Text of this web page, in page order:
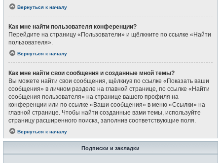
Вернуться к началу
Как мне найти пользователя конференции?
Перейдите на страницу «Пользователи» и щёлкните по ссылке «Найти
пользователя».
Вернуться к началу
Как мне найти свои сообщения и созданные мной темы?
Вы можете найти свои сообщения, щёлкнув по ссылке «Показать ваши
сообщения» в личном разделе на главной странице, по ссылке «Найти
сообщения пользователя» на странице вашего профиля на
конференции или по ссылке «Ваши сообщения» в меню «Ссылки» на
главной странице. Чтобы найти созданные вами темы, используйте
страницу расширенного поиска, заполнив соответствующие поля.
Вернуться к началу
Подписки и закладки